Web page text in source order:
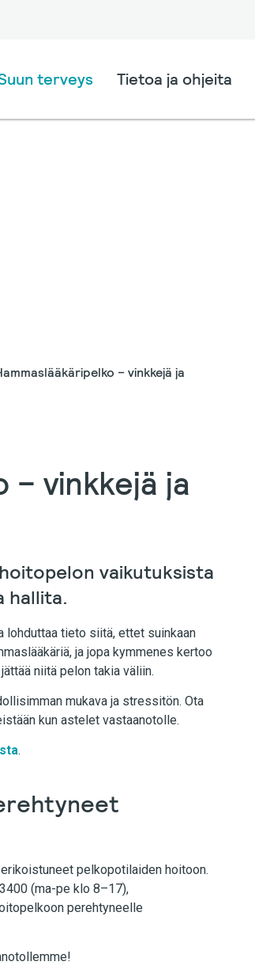
terveys Tietoa ja ohjeita
– vinkkejä ja
– vinkkejä ja
vaikutuksista
hallita.
lohduttaa tieto siitä, ettet suinkaan
ja jopa kymmenes kertoo
niitä pelon takia väliin.
mukava ja stressitön. Ota
kun astelet vastaanotolle.
.
pelkopotilaiden hoitoon.
(ma-pe klo 8–17),
perehtyneelle